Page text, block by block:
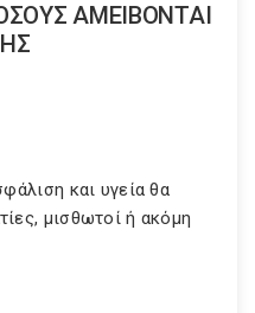
ΑΜΕΙΒΟΝΤΑΙ
και υγεία θα
μισθωτοί ή ακόμη